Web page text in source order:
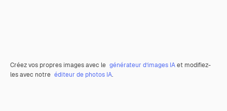
Créez vos propres images avec le générateur d’images IAet modifiez-
les avec notre éditeur de photos IA.